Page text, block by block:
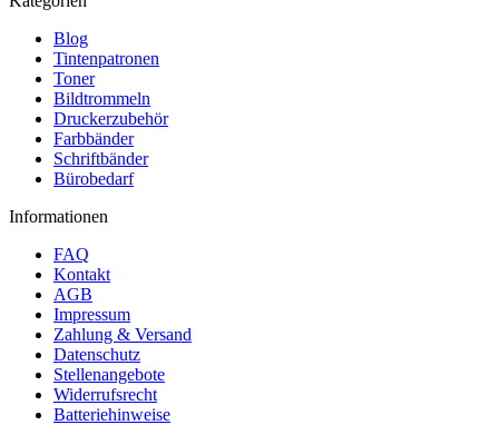
Blog
Tintenpatronen
Toner
Bildtrommeln
Druckerzubehör
Farbbänder
Schriftbänder
Bürobedarf
Informationen
FAQ
Kontakt
AGB
Impressum
Zahlung & Versand
Datenschutz
Stellenangebote
Widerrufsrecht
Batteriehinweise